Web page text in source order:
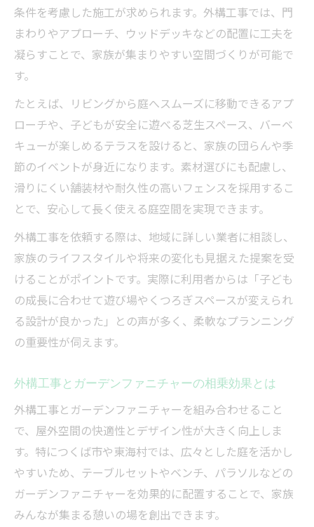
活用術
外構工事後の空間を彩る家具配置のポイン
ト
お庭時間
快適なお庭空間を支える外構工事の役割と
は
外構工事依頼時に失敗しないポイントとは
外構工事依頼で確認すべき重要な注意点
依頼前に知りたい外構工事業者選びの基準
関東の外構工事で多い失敗事例と対策法
ガーデンプラス着手金に関する基本知識
外構契約前に押さえるべき流れと手順
理想の外構工事を叶える計画と流れを解説
外構工事の計画で失敗しない進め方のコツ
説
安心できる外構工事依頼の具体的なステッ
プ
家族の希望を反映した外構設計のポイント
外構工事の流れとガーデンファニチャー選
定
ガーデンプラス着手金や契約の流れ徹底ガイド
条件を考慮した施工が求められます。外構工事では、門
まわりやアプローチ、ウッドデッキなどの配置に工夫を
凝らすことで、家族が集まりやすい空間づくりが可能で
す。
たとえば、リビングから庭へスムーズに移動できるアプ
ローチや、子どもが安全に遊べる芝生スペース、バーベ
キューが楽しめるテラスを設けると、家族の団らんや季
節のイベントが身近になります。素材選びにも配慮し、
滑りにくい舗装材や耐久性の高いフェンスを採用するこ
とで、安心して長く使える庭空間を実現できます。
外構工事を依頼する際は、地域に詳しい業者に相談し、
家族のライフスタイルや将来の変化も見据えた提案を受
けることがポイントです。実際に利用者からは「子ども
の成長に合わせて遊び場やくつろぎスペースが変えられ
る設計が良かった」との声が多く、柔軟なプランニング
の重要性が伺えます。
外構工事とガーデンファニチャーの相乗効果とは
外構工事とガーデンファニチャーを組み合わせること
で、屋外空間の快適性とデザイン性が大きく向上しま
す。特につくば市や東海村では、広々とした庭を活かし
やすいため、テーブルセットやベンチ、パラソルなどの
ガーデンファニチャーを効果的に配置することで、家族
みんなが集まる憩いの場を創出できます。